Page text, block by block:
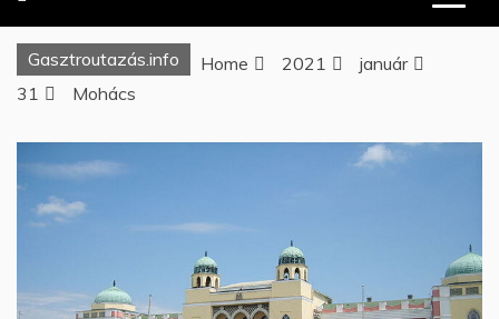
Gasztroutazás.info Home 2021
január
31
Mohács